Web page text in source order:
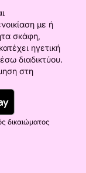
με ή
σκάφη,
ηγετική
διαδικτύου.
στη
δικαιώματος